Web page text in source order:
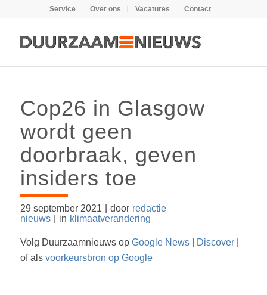
Service Over ons Vacatures Contact
Cop26 in Glasgow
wordt geen
doorbraak, geven
insiders toe
29 september 2021 door redactie
nieuws
in klimaatverandering
Volg Duurzaamnieuws op Google News| Discover|
of als voorkeursbron op Google